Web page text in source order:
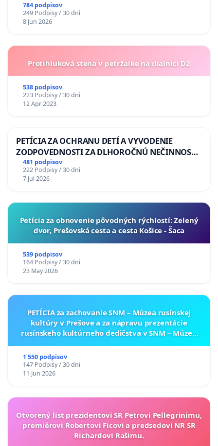
784 podpisov
249 Podpisy / 30 dni
8 Jun 2026
Protihluková stena v petržalke na dialnici D2
538 podpisov
223 Podpisy / 30 dni
12 Apr 2023
PETÍCIA ZA OCHRANU DETÍ A VYVODENIE
ZODPOVEDNOSTI ZA DLHOROČNÚ NEČINNOSŤ
A ZLYHANIE ŠTÁTU
481 podpisov
222 Podpisy / 30 dni
7 Jul 2026
​Petícia za obnovenie pôvodných rýchlostí: Zelený
dvor, Prešovská cesta a cesta Košice - Šaca
539 podpisov
164 Podpisy / 30 dni
23 May 2026
PETÍCIA za zachovanie SNM – Múzea rusínskej
kultúry v Prešove a za nápravu prezentácie
rusínskeho kultúrneho dedičstva v SNM – Múzeu
1 550 podpisov
147 Podpisy / 30 dni
11 Jun 2026
Otvorený list prezidentovi SR Petrovi Pellegrinimu,
premiérovi Robertovi Ficovi a predsedovi NR SR
Richardovi Rašimu.